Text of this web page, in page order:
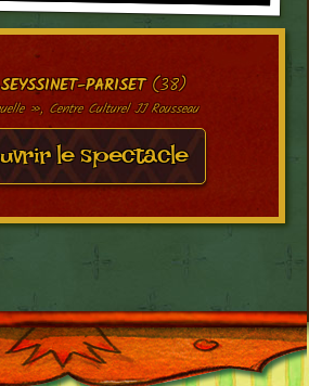
SEYSSINET-PARISET(38)
», Centre Culturel JJ Rousseau
le spectacle